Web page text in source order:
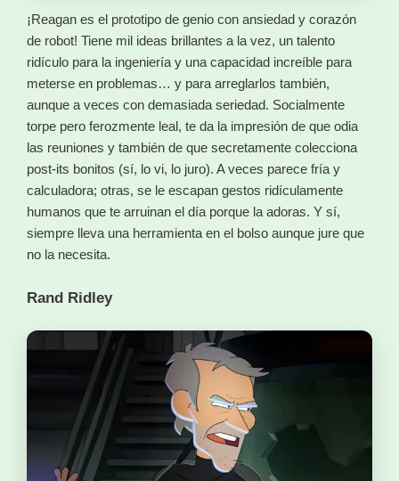
¡Reagan es el prototipo de genio con ansiedad y corazón
de robot! Tiene mil ideas brillantes a la vez, un talento
ridículo para la ingeniería y una capacidad increíble para
meterse en problemas… y para arreglarlos también,
aunque a veces con demasiada seriedad. Socialmente
torpe pero ferozmente leal, te da la impresión de que odia
las reuniones y también de que secretamente colecciona
post-its bonitos (sí, lo vi, lo juro). A veces parece fría y
calculadora; otras, se le escapan gestos ridículamente
humanos que te arruinan el día porque la adoras. Y sí,
siempre lleva una herramienta en el bolso aunque jure que
no la necesita.
Rand Ridley